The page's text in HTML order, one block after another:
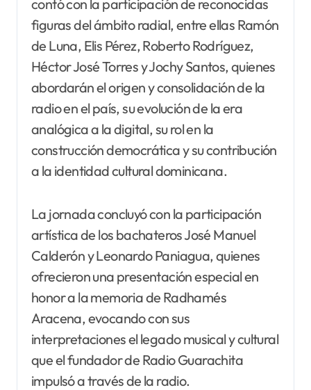
contó con la participación de reconocidas
figuras del ámbito radial, entre ellas Ramón
de Luna, Elis Pérez, Roberto Rodríguez,
Héctor José Torres y Jochy Santos, quienes
abordarán el origen y consolidación de la
radio en el país, su evolución de la era
analógica a la digital, su rol en la
construcción democrática y su contribución
a la identidad cultural dominicana.
La jornada concluyó con la participación
artística de los bachateros José Manuel
Calderón y Leonardo Paniagua, quienes
ofrecieron una presentación especial en
honor a la memoria de Radhamés
Aracena, evocando con sus
interpretaciones el legado musical y cultural
que el fundador de Radio Guarachita
impulsó a través de la radio.